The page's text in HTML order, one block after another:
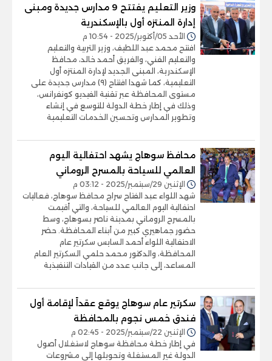
وزير التعليم يفتتح 9 مدارس جديدة ومبنى
إدارة المنتزه أول بالإسكندرية
الأحد 05/أكتوبر/2025 - 10:54 م
افتتح محمد عبد اللطيف، وزير التربية والتعليم
والتعليم الفني، والفريق أحمد خالد، محافظ
الإسكندرية، المبنى الجديد لإدارة المنتزه أول
التعليمية، كما شهدا افتتاح (٩) مدارس جديدة على
مستوى المحافظة عبر تقنية الفيديو كونفرانس،
وذلك في إطار خطة الدولة للتوسع في إنشاء
وتطوير المدارس وتحسين الخدمات التعليمية
محافظ سوهاج يشهد احتفالية اليوم
العالمي للسياحة بالمسرح الروماني
الإثنين 29/سبتمبر/2025 - 03:12 م
شهد اللواء عبد الفتاح سراج محافظ سوهاج، فعاليات
احتفالية اليوم العالمي للسياحة، والتي أقيمت
بالمسرح الروماني بمدينة ناصر بسوهاج، وسط
حضور جماهيري كبير من أبناء المحافظة. حضر
الاحتفالية اللواء أحمد السايس سكرتير عام
المحافظة، والدكتور محمد حلمي السكرتير العام
المساعد، إلى جانب عدد من القيادات التنفيذية
سكرتير عام سوهاج يوقع عقداً لإقامة أول
فندق خمس نجوم بالمحافظة
الإثنين 22/سبتمبر/2025 - 02:45 م
في إطار خطة محافظة سوهاج لاستغلال أصول
الدولة غير المستغلة وتحويلها إلى مشروعات